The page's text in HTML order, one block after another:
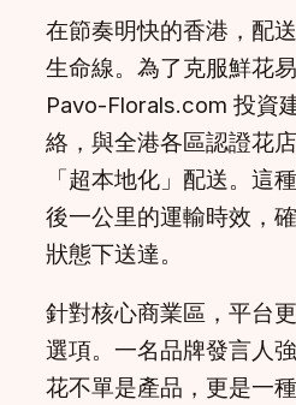
在節奏明快的香港，配
生命線。為了克服鮮花
Pavo-Florals.com 投資
絡，與全港各區認證花
「超本地化」配送。這
後一公里的運輸時效，
狀態下送達。
針對核心商業區，平台
選項。一名品牌發言人
花不單是產品，更是一